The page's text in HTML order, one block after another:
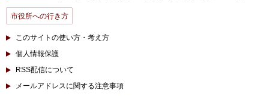
市役所への行き方
このサイトの使い方・考え方
個人情報保護
RSS配信について
メールアドレスに関する注意事項